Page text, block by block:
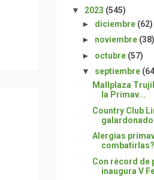
▼ 2023 (545)
► diciembre (62)
► noviembre (38)
► octubre (57)
▼ septiembre
Mallplaza
la Primav...
Country Club
Alergias
combatirlas?
Con récord de
inaugura V